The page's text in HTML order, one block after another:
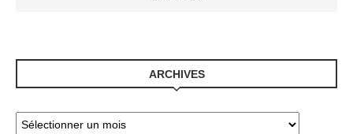
ARCHIVES